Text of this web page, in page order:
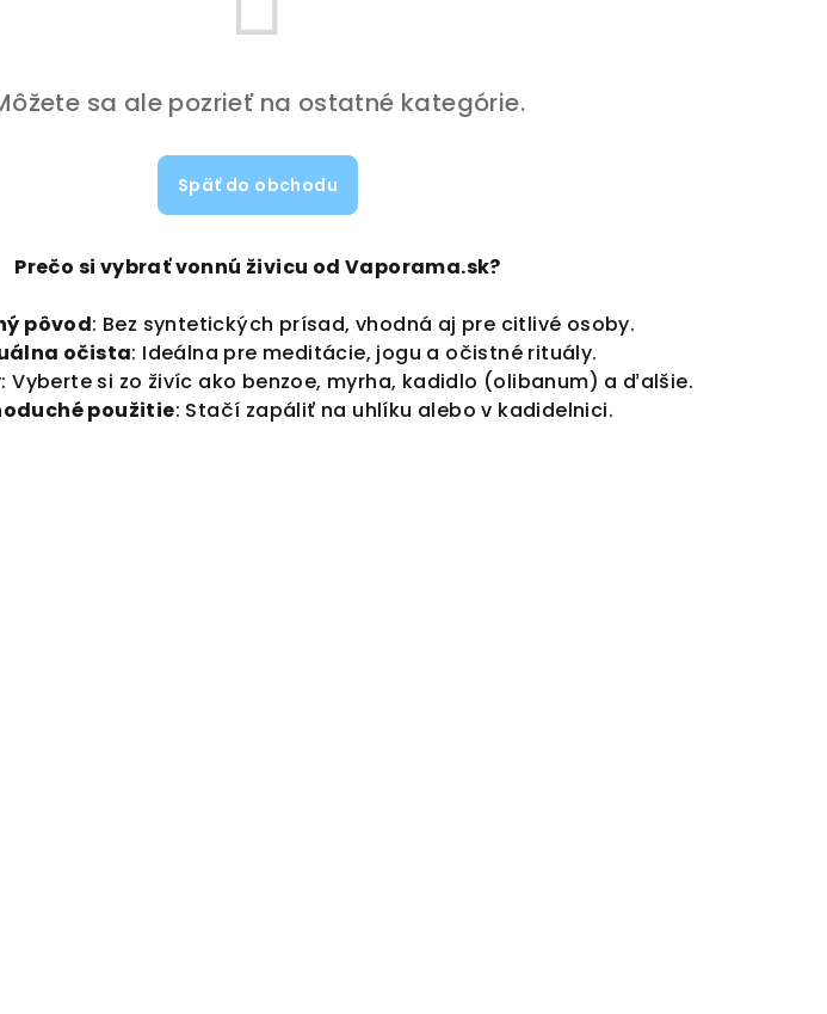
sa ale pozrieť na ostatné kategórie.
Späť do obchodu
Prečo si vybrať vonnú živicu od Vaporama.sk?
pôvod: Bez syntetických prísad, vhodná aj pre citlivé osoby.
očista: Ideálna pre meditácie, jogu a očistné rituály.
: Vyberte si zo živíc ako benzoe, myrha, kadidlo (olibanum) a ďalšie.
použitie: Stačí zapáliť na uhlíku alebo v kadidelnici.